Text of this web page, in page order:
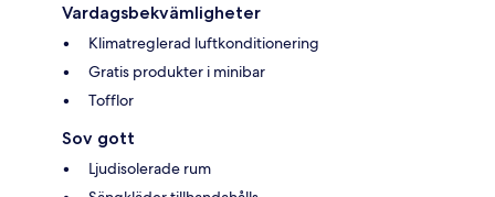
Vardagsbekvämligheter
Klimatreglerad luftkonditionering
Gratis produkter i minibar
Tofflor
Sov gott
Ljudisolerade rum